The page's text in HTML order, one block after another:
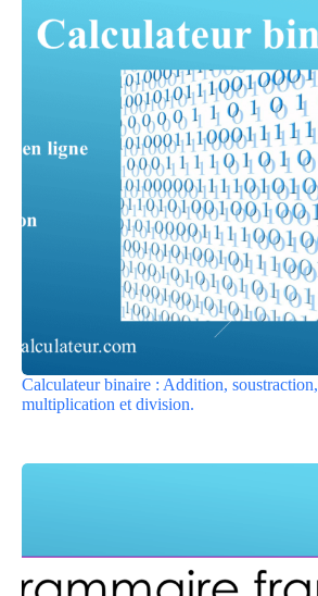
Calculateur binaire : Addition, soustraction,
multiplication et division.